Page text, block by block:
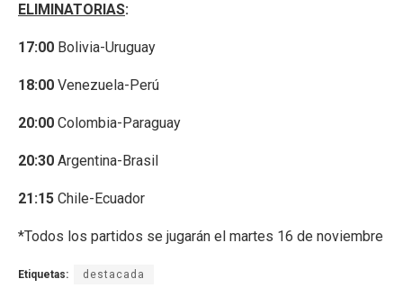
ELIMINATORIAS:
17:00 Bolivia-Uruguay
18:00 Venezuela-Perú
20:00 Colombia-Paraguay
20:30 Argentina-Brasil
21:15 Chile-Ecuador
*Todos los partidos se jugarán el martes 16 de noviembre
Etiquetas: destacada